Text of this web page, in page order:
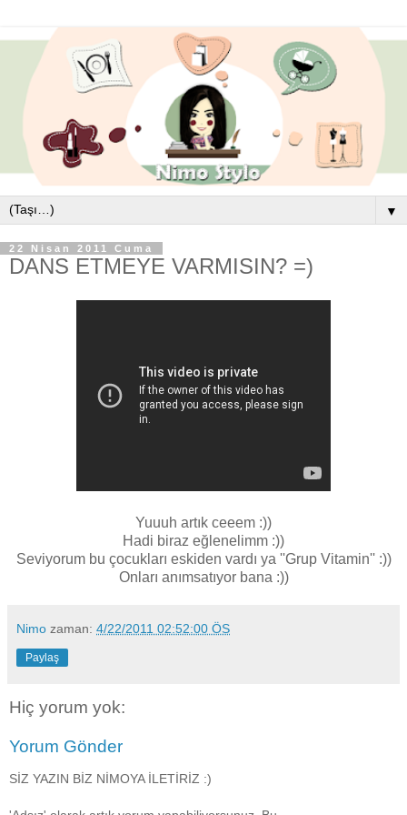
▼
22 Nisan 2011 Cuma
DANS ETMEYE VARMISIN? =)
Yuuuh artık ceeem :))
Hadi biraz eğlenelimm :))
Seviyorum bu çocukları eskiden vardı ya ''Grup Vitamin'' :))
Onları anımsatıyor bana :))
Nimo zaman: 4/22/2011 02:52:00 ÖS
Paylaş
Hiç yorum yok:
Yorum Gönder
SİZ YAZIN BİZ NİMOYA İLETİRİZ :)